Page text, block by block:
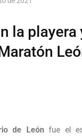
la playera
de León fue el